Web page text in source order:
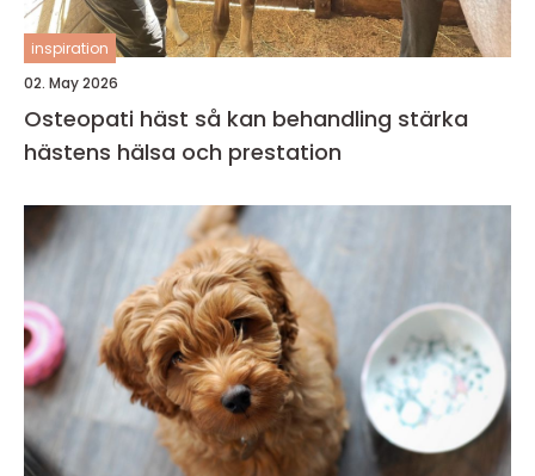
inspiration
02. May 2026
Osteopati häst så kan behandling stärka
hästens hälsa och prestation